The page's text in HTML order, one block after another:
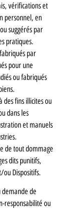
vérifications et
personnel, en
suggérés par
pratiques.
par
pour une
ou fabriqués
des fins illicites ou
dans les
et manuels
de tout dommage
dits punitifs,
ou Dispositifs.
demande de
responsabilité ou